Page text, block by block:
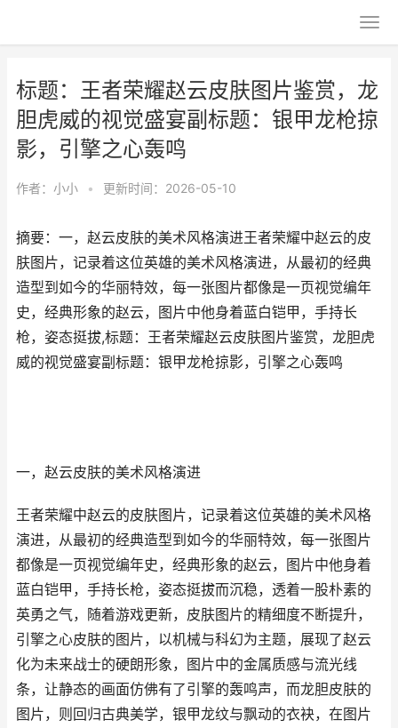
标题：王者荣耀赵云皮肤图片鉴赏，龙
胆虎威的视觉盛宴副标题：银甲龙枪掠
影，引擎之心轰鸣
作者： 小小 • 更新时间：2026-05-10
摘要：一，赵云皮肤的美术风格演进王者荣耀中赵云的皮
肤图片，记录着这位英雄的美术风格演进，从最初的经典
造型到如今的华丽特效，每一张图片都像是一页视觉编年
史，经典形象的赵云，图片中他身着蓝白铠甲，手持长
枪，姿态挺拔,标题：王者荣耀赵云皮肤图片鉴赏，龙胆虎
威的视觉盛宴副标题：银甲龙枪掠影，引擎之心轰鸣
一，赵云皮肤的美术风格演进
王者荣耀中赵云的皮肤图片，记录着这位英雄的美术风格
演进，从最初的经典造型到如今的华丽特效，每一张图片
都像是一页视觉编年史，经典形象的赵云，图片中他身着
蓝白铠甲，手持长枪，姿态挺拔而沉稳，透着一股朴素的
英勇之气，随着游戏更新，皮肤图片的精细度不断提升，
引擎之心皮肤的图片，以机械与科幻为主题，展现了赵云
化为未来战士的硬朗形象，图片中的金属质感与流光线
条，让静态的画面仿佛有了引擎的轰鸣声，而龙胆皮肤的
图片，则回归古典美学，银甲龙纹与飘动的衣袂，在图片